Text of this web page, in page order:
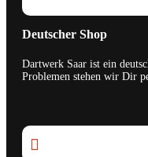
Deutscher Shop
Dartwerk Saar ist ein
Problemen stehen wir Dir
